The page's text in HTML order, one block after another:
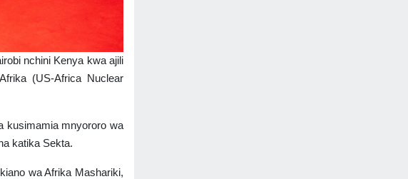
nchini Kenya kwa ajili
(US-Africa Nuclear
kusimamia mnyororo wa
katika Sekta.
wa Afrika Mashariki,